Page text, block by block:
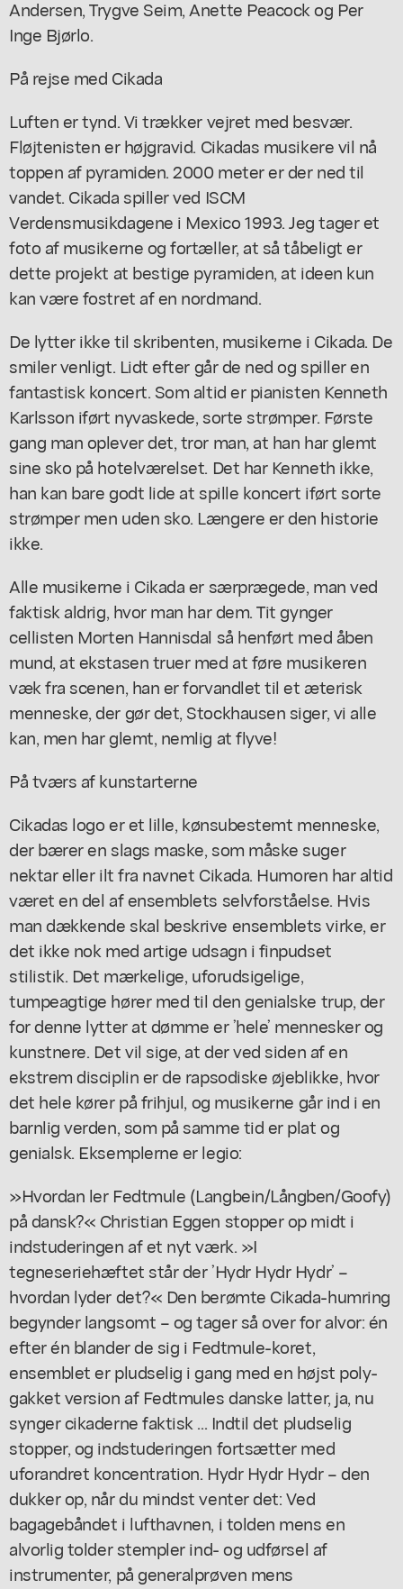
Andersen, Trygve Seim, Anette Peacock og Per
Inge Bjørlo.
På rejse med Cikada
Luften er tynd. Vi trækker vejret med besvær.
Fløjtenisten er højgravid. Cikadas musikere vil nå
toppen af pyramiden. 2000 meter er der ned til
vandet. Cikada spiller ved ISCM
Verdensmusikdagene i Mexico 1993. Jeg tager et
foto af musikerne og fortæller, at så tåbeligt er
dette projekt at bestige pyramiden, at ideen kun
kan være fostret af en nordmand.
De lytter ikke til skribenten, musikerne i Cikada. De
smiler venligt. Lidt efter går de ned og spiller en
fantastisk koncert. Som altid er pianisten Kenneth
Karlsson iført nyvaskede, sorte strømper. Første
gang man oplever det, tror man, at han har glemt
sine sko på hotelværelset. Det har Kenneth ikke,
han kan bare godt lide at spille koncert iført sorte
strømper men uden sko. Længere er den historie
ikke.
Alle musikerne i Cikada er særprægede, man ved
faktisk aldrig, hvor man har dem. Tit gynger
cellisten Morten Hannisdal så henført med åben
mund, at ekstasen truer med at føre musikeren
væk fra scenen, han er forvandlet til et æterisk
menneske, der gør det, Stockhausen siger, vi alle
kan, men har glemt, nemlig at flyve!
På tværs af kunstarterne
Cikadas logo er et lille, kønsubestemt menneske,
der bærer en slags maske, som måske suger
nektar eller ilt fra navnet Cikada. Humoren har altid
været en del af ensemblets selvforståelse. Hvis
man dækkende skal beskrive ensemblets virke, er
det ikke nok med artige udsagn i finpudset
stilistik. Det mærkelige, uforudsigelige,
tumpeagtige hører med til den genialske trup, der
for denne lytter at dømme er ’hele’ mennesker og
kunstnere. Det vil sige, at der ved siden af en
ekstrem disciplin er de rapsodiske øjeblikke, hvor
det hele kører på frihjul, og musikerne går ind i en
barnlig verden, som på samme tid er plat og
genialsk. Eksemplerne er legio:
»Hvordan ler Fedtmule (Langbein/Långben/Goofy)
på dansk?« Christian Eggen stopper op midt i
indstuderingen af et nyt værk. »I
tegneseriehæftet står der ’Hydr Hydr Hydr’ –
hvordan lyder det?« Den berømte Cikada-humring
begynder langsomt – og tager så over for alvor: én
efter én blander de sig i Fedtmule-koret,
ensemblet er pludselig i gang med en højst poly-
gakket version af Fedtmules danske latter, ja, nu
synger cikaderne faktisk ... Indtil det pludselig
stopper, og indstuderingen fortsætter med
uforandret koncentration. Hydr Hydr Hydr – den
dukker op, når du mindst venter det: Ved
bagagebåndet i lufthavnen, i tolden mens en
alvorlig tolder stempler ind- og udførsel af
instrumenter, på generalprøven mens